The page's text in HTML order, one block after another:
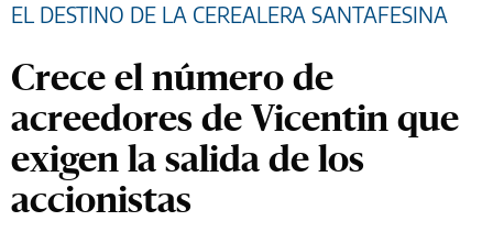
EL DESTINO DE LA CEREALERA SANTAFESINA
Crece el número de
acreedores de Vicentin que
exigen la salida de los
accionistas